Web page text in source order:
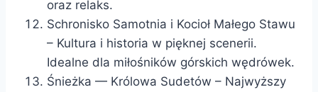
oraz relaks.
Schronisko Samotnia i Kocioł Małego Stawu
– Kultura i historia w pięknej scenerii.
Idealne dla miłośników górskich wędrówek.
Śnieżka — Królowa Sudetów – Najwyższy